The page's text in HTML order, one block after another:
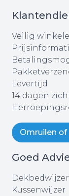
Veilig
Levertijd
14 dagen
Omruilen
Goed
Dekbedwijzer
Kussenwijzer